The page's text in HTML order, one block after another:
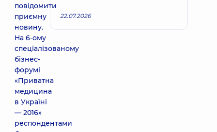
повідомити
приємну
новину.
На 6-ому
спеціалізованому
бізнес-
форумі
«Приватна
медицина
в Україні
— 2016»
респондентами
22.07.2026